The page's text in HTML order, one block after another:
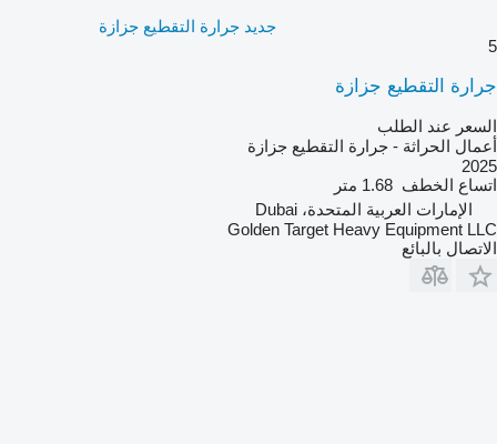
جديد جرارة التقطيع جزازة
5
جرارة التقطيع جزازة
السعر عند الطلب
أعمال الحراثة - جرارة التقطيع جزازة
2025
اتساع الخطف 1.68 متر
الإمارات العربية المتحدة، Dubai
Golden Target Heavy Equipment LLC
الاتصال بالبائع